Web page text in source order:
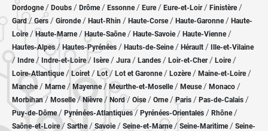
Dordogne/ Doubs / Drôme/ Essonne / Eure/ Eure-et-Loir / Finistère/
Gard/Gers / Gironde/ Haut-Rhin / Haute-Corse/ Haute-Garonne/ Haute-
Loire/Haute-Marne/ Haute-Saône/ Haute-Savoie/ Haute-Vienne/
Hautes-Alpes/ Hautes-Pyrénées / Hauts-de-Seine/ Hérault / Ille-et-Vilaine
/ Indre/ Indre-et-Loire/ Isère/ Jura / Landes / Loir-et-Cher/ Loire/
Loire-Atlantique/ Loiret / Lot/ Lot et Garonne/ Lozère / Maine-et-Loire/
Manche/ Marne/ Mayenne/ Meurthe-et-Moselle/ Meuse/ Monaco /
Morbihan/ Moselle/ Nièvre / Nord/ Oise / Orne/Paris / Pas-de-Calais /
Puy-de-Dôme/ Pyrénées-Atlantiques / Pyrénées-Orientales / Rhône/
Saône-et-Loire/ Sarthe/ Savoie/ Seine-et-Marne/ Seine-Maritime/ Seine-